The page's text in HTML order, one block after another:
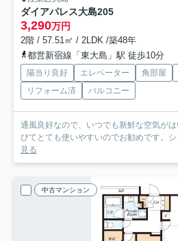
ダイアパレス大島205
3,290万円
2階 / 57.51㎡ / 2LDK /築48年
都営新宿線「東大島」駅 徒歩10分
陽当り良好 エレベーター 角部屋
リフォーム済
バルコニー
通風良好なので、いつでも新鮮な空気が
びてとても使いやすいのでお勧めです。
見る
中古マンション